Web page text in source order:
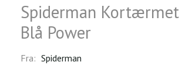
Spiderman
Blå Power
Fra: Spiderman